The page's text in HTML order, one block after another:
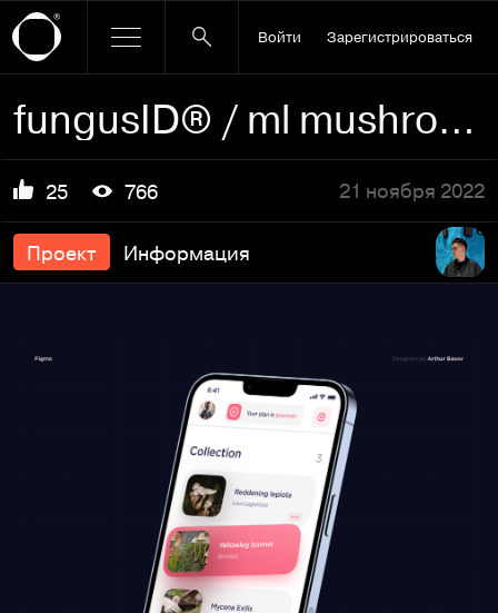
Войти Зарегистрироваться
fungusID® / ml mushroom identifier
25 766 21 ноября 2022
Проект Информация